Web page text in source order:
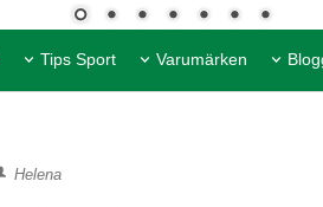
Tips Sport Varumärken
Helena